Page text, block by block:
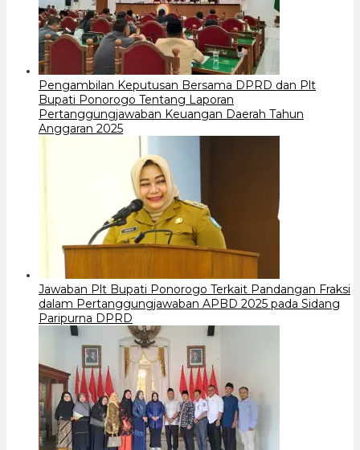
Pengambilan Keputusan Bersama DPRD dan Plt
Bupati Ponorogo Tentang Laporan
Pertanggungjawaban Keuangan Daerah Tahun
Anggaran 2025
Jawaban Plt Bupati Ponorogo Terkait Pandangan Fraksi
dalam Pertanggungjawaban APBD 2025 pada Sidang
Paripurna DPRD